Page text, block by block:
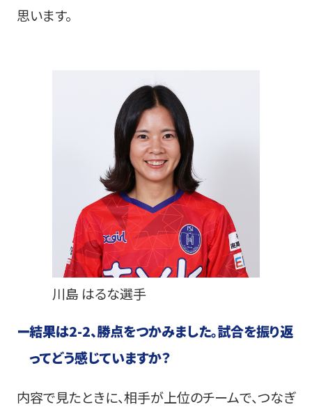
思います。
川島 はるな選手
ー結果は2-2、勝点をつかみました。試合を振り返
ってどう感じていますか？
内容で見たときに、相手が上位のチームで、つなぎ